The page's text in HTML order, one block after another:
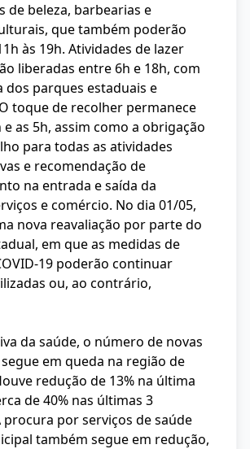
de beleza, barbearias e
que também poderão
às 19h. Atividades de lazer
liberadas entre 6h e 18h, com
dos parques estaduais e
toque de recolher permanece
as 5h, assim como a obrigação
para todas as atividades
e recomendação de
na entrada e saída da
e comércio. No dia 01/05,
nova reavaliação por parte do
em que as medidas de
19 poderão continuar
ou, ao contrário,
da saúde, o número de novas
em queda na região de
redução de 13% na última
de 40% nas últimas 3
procura por serviços de saúde
também segue em redução,